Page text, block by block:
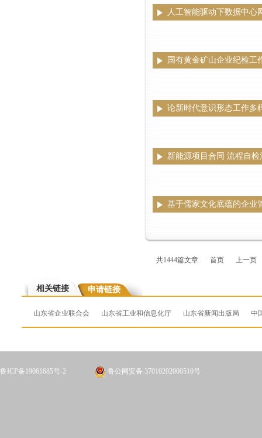
人工智能驱动下数据中心
国有黄金矿山企业纪检工
论新时代意识形态工作多
新能源项目合同 流程自
基于儒家文化底蕴的企业
共1444篇文章 首页 上一页
相关链接 申请链接
山东省企业联合会 山东省工业和信息化厅 山东省新闻出版局 中
鲁ICP备19061685号-2 鲁公网安备 37010202000510号